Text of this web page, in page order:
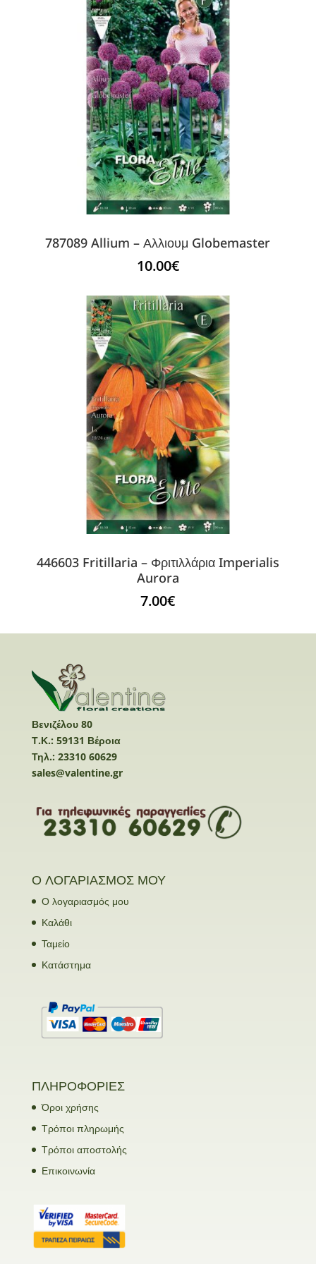
787089 Allium – Αλλιουμ Globemaster
10.00€
446603 Fritillaria – Φριτιλλάρια Imperialis
Aurora
7.00€
Βενιζέλου 80
Τ.Κ.: 59131 Βέροια
Τηλ.: 23310 60629
sales@valentine.gr
Ο ΛΟΓΑΡΙΑΣΜΟΣ ΜΟΥ
Ο λογαριασμός μου
Καλάθι
Ταμείο
Κατάστημα
ΠΛΗΡΟΦΟΡΙΕΣ
Όροι χρήσης
Τρόποι πληρωμής
Τρόποι αποστολής
Επικοινωνία